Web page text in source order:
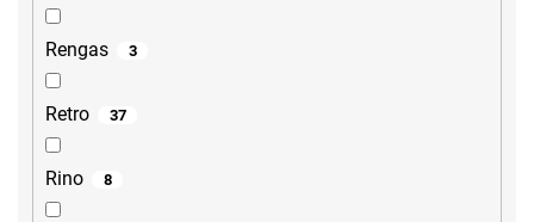
Rengas 3
Retro 37
Rino 8